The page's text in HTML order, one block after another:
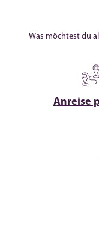
Was möchtest du
Anreise